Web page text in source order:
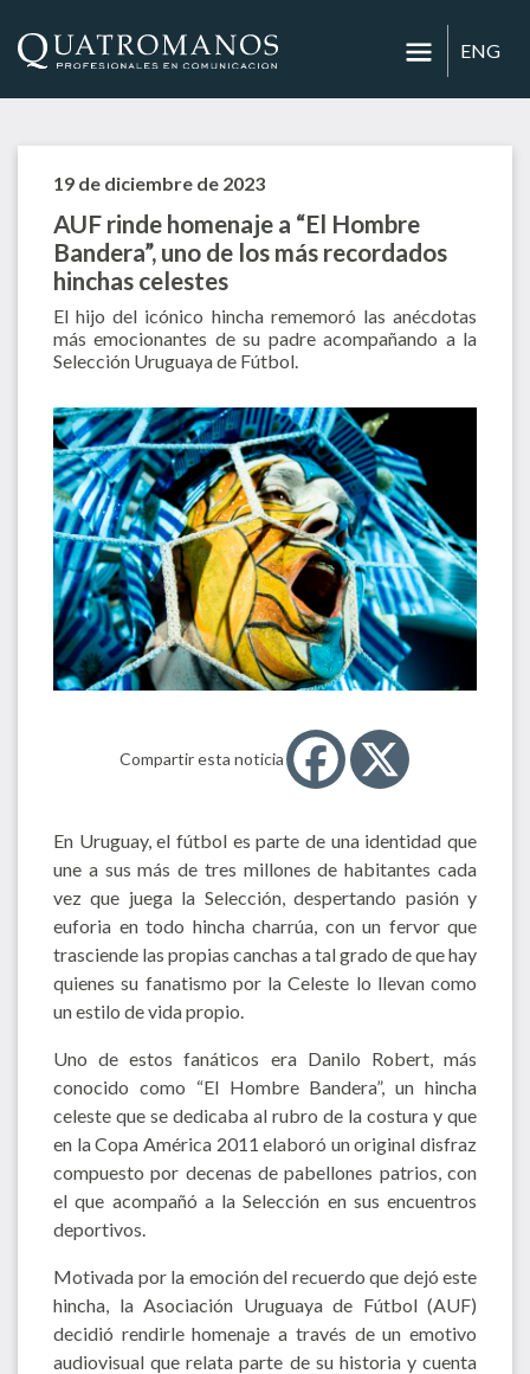
ENG
19 de diciembre de 2023
AUF rinde homenaje a “El Hombre
Bandera”, uno de los más recordados
hinchas celestes
El hijo del icónico hincha rememoró las anécdotas
más emocionantes de su padre acompañando a la
Selección Uruguaya de Fútbol.
Compartir esta noticia
En Uruguay, el fútbol es parte de una identidad que
une a sus más de tres millones de habitantes cada
vez que juega la Selección, despertando pasión y
euforia en todo hincha charrúa, con un fervor que
trasciende las propias canchas a tal grado de que hay
quienes su fanatismo por la Celeste lo llevan como
un estilo de vida propio.
Uno de estos fanáticos era Danilo Robert, más
conocido como “El Hombre Bandera”, un hincha
celeste que se dedicaba al rubro de la costura y que
en la Copa América 2011 elaboró un original disfraz
compuesto por decenas de pabellones patrios, con
el que acompañó a la Selección en sus encuentros
deportivos.
Motivada por la emoción del recuerdo que dejó este
hincha, la Asociación Uruguaya de Fútbol (AUF)
decidió rendirle homenaje a través de un emotivo
audiovisual que relata parte de su historia y cuenta